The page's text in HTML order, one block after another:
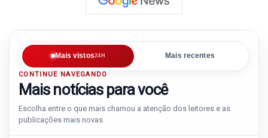
Mais vistos24H Mais recentes
CONTINUE NAVEGANDO
Mais notícias para você
Escolha entre o que mais chamou a atenção dos leitores e as
publicações mais novas.